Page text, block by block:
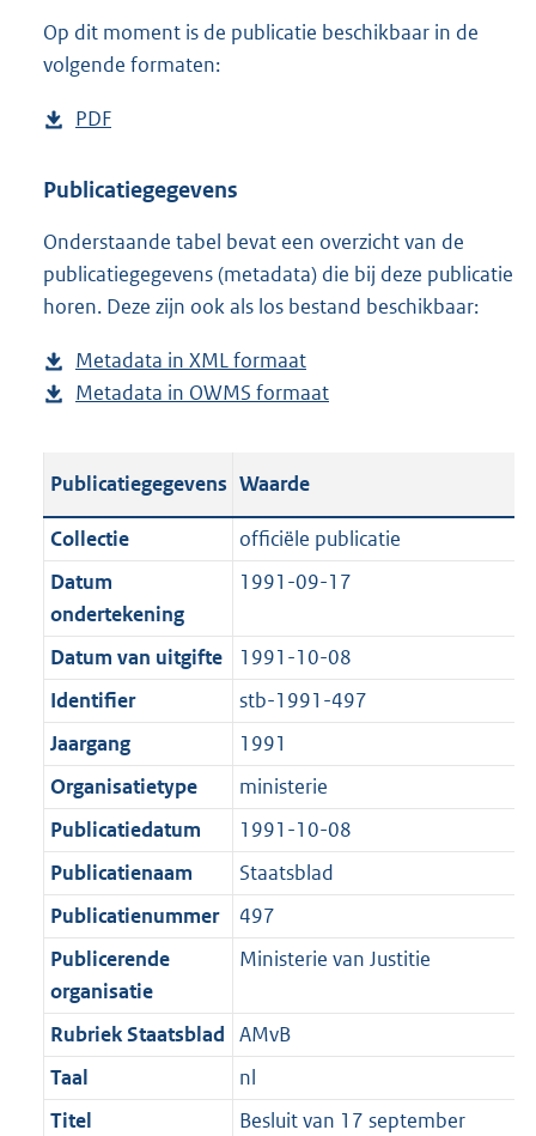
b
Op dit moment is de publicatie beschikbaar in de
volgende formaten:
D
w
l
o
a
p
u
l
c
a
t
i
e
i
f
o
r
m
a
a
t
PDF
s
a
n
d
g
r
o
t
9
4
2
b
Publicatiegegevens
Onderstaande tabel bevat een overzicht van de
publicatiegegevens (metadata) die bij deze publicatie
horen. Deze zijn ook als los bestand beschikbaar:
Metadata in XML formaat
e
a
n
d
s
r
o
o
t
e
:
1
b
Metadata in OWMS formaat
a
n
d
g
r
o
t
e
:
K
b
Publicatiegegevens Waarde
Collectie
officiële publicatie
Datum
ondertekening
1991-09-17
Datum van uitgifte
1991-10-08
Identifier
stb-1991-497
Jaargang
1991
Organisatietype
ministerie
Publicatiedatum
1991-10-08
Publicatienaam
Staatsblad
Publicatienummer
497
Publicerende
organisatie
Ministerie van Justitie
Rubriek Staatsblad AMvB
Taal
nl
Titel
Besluit van 17 september